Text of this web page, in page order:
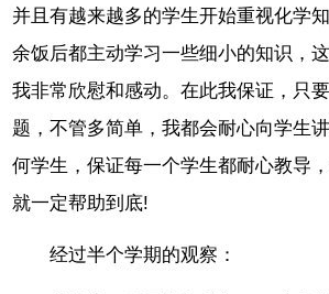
并且有越来越多的学生开始重视化学
余饭后都主动学习一些细小的知识，
我非常欣慰和感动。在此我保证，只
题，不管多简单，我都会耐心向学生
何学生，保证每一个学生都耐心教导
就一定帮助到底!
经过半个学期的观察：